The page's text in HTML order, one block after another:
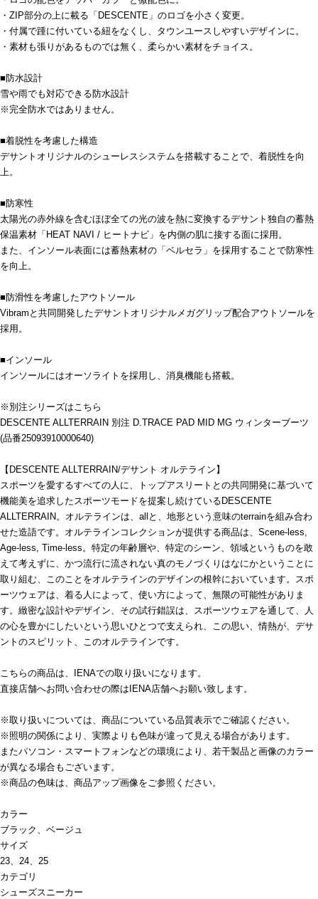
・ZIP部分の上に載る「DESCENTE」のロゴを小さく変更。
・付属で踵に付いている紐をなくし、タウンユースしやすいデザインに。
・素材も張りがあるものでは無く、柔らかい素材をチョイス。
■防水設計
雪や雨でも対応できる防水設計
※完全防水ではありません。
■着脱性を考慮した構造
デサントオリジナルのシューレスシステムを搭載することで、着脱性を向
上。
■防寒性
太陽光の赤外線を含むほぼ全ての光の波を熱に変換するデサント独自の蓄熱
保温素材「HEAT NAVI / ヒートナビ」を内側の肌に接する面に採用。
また、インソール表面には蓄熱素材の「ベルセラ」を採用することで防寒性
を向上。
■防滑性を考慮したアウトソール
Vibramと共同開発したデサントオリジナルメガグリップ配合アウトソールを
採用。
■インソール
インソールにはオーソライトを採用し、消臭機能も搭載。
※別注シリーズはこちら
DESCENTE ALLTERRAIN 別注 D.TRACE PAD MID MG ウィンターブーツ
(品番25093910000640)
【DESCENTE ALLTERRAIN/デサント オルテライン】
スポーツを愛するすべての人に、トップアスリートとの共同開発に基づいて
機能美を追求したスポーツモードを提案し続けているDESCENTE
ALLTERRAIN。オルテラインは、allと、地形という意味のterrainを組み合わ
せた造語です。オルテラインコレクションが提供する商品は、Scene-less,
Age-less, Time-less。特定の年齢層や、特定のシーン、領域というものを敢
えて考えずに、かつ流行に流されない真のモノづくりはなにかということに
取り組む、このことをオルテラインのデザインの根幹においています。スポ
ーツウェアは、着る人によって、使い方によって、無限の可能性がありま
す。緻密な設計やデザイン、その試行錯誤は、スポーツウェアを通して、人
の心を豊かにしたいという思いひとつで支えられ、この思い、情熱が、デサ
ントのスピリット、このオルテラインです。
こちらの商品は、IENAでの取り扱いになります。
直接店舗へお問い合わせの際はIENA店舗へお願い致します。
※取り扱いについては、商品についている品質表示でご確認ください。
※照明の関係により、実際よりも色味が違って見える場合があります。
またパソコン・スマートフォンなどの環境により、若干製品と画像のカラー
が異なる場合もございます。
※商品の色味は、商品アップ画像をご参照ください。
カラー
ブラック、ベージュ
サイズ
23、24、25
カテゴリ
シューズスニーカー